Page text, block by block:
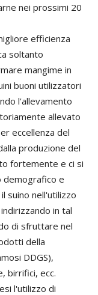
nei prossimi 20
efficienza
soltanto
mangime in
buoni utilizzatori
l'allevamento
allevato
eccellenza del
produzione del
fortemente e ci si
demografico e
suino nell'utilizzo
in tal
di sfruttare nel
della
DDGS),
birrifici, ecc.
l'utilizzo di